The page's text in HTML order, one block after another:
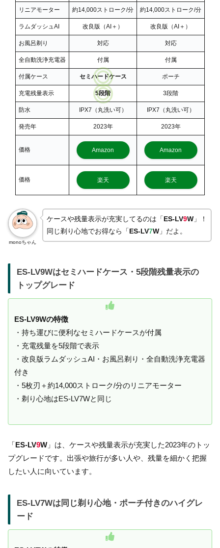
リニアモーター 約14,000ストローク/分 約14,000ストローク/分
ラムダッシュAI 改良版（AI＋） 改良版（AI＋）
お風呂剃り 対応 対応
全自動洗浄充電器 付属 付属
付属ケース セミハードケース ポーチ
充電残量表示 5段階 3段階
防水 IPX7（丸洗い可） IPX7（丸洗い可）
発売年 2023年 2023年
価格 Amazon Amazon
価格 楽天 楽天
monoちゃん
ケースや残量表示が充実してるのは「ES-LV9W 」！
同じ剃り心地でお得なら「ES-LV7W 」だよ。
ES-LV9Wはセミハードケース・5段階残量表示の
トップグレード
ES-LV9Wの特徴
・持ち運びに便利なセミハードケースが付属
・充電残量を5段階で表示
・改良版ラムダッシュAI・お風呂剃り・全自動洗浄充電器
付き
・5枚刃＋約14,000ストローク/分のリニアモーター
・剃り心地はES-LV7Wと同じ
「ES-LV9W 」は、ケースや残量表示が充実した2023年のトッ
プグレードです。出張や旅行が多い人や、残量を細かく把握
したい人に向いています。
ES-LV7Wは同じ剃り心地・ポーチ付きのハイグレ
ード